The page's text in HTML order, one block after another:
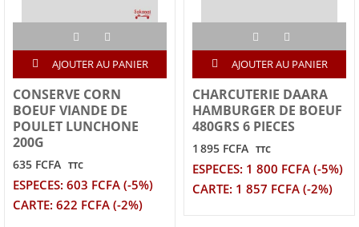
AJOUTER AU PANIER
CONSERVE CORN
BOEUF VIANDE DE
POULET LUNCHONE
200G
635 FCFA TTC
ESPECES: 603 FCFA (-5%)
CARTE: 622 FCFA (-2%)
AJOUTER AU PANIER
CHARCUTERIE DAARA
HAMBURGER DE BOEUF
480GRS 6 PIECES
1 895 FCFA TTC
ESPECES: 1 800 FCFA (-5%)
CARTE: 1 857 FCFA (-2%)